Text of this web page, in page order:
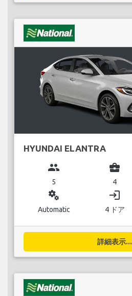
HYUNDAI ELANTRA
group
5
business_center
4
miscellaneous_services
Automatic
login
4 ドア
詳細表示...